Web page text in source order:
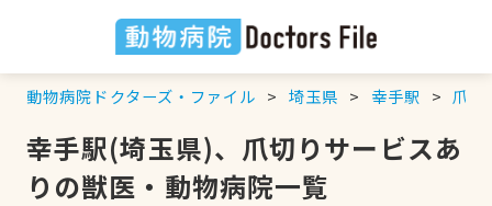
動物病院ドクターズ・ファイル 埼玉県 幸手駅 爪切
幸手駅(埼玉県)、爪切りサービスあ
りの獣医・動物病院一覧